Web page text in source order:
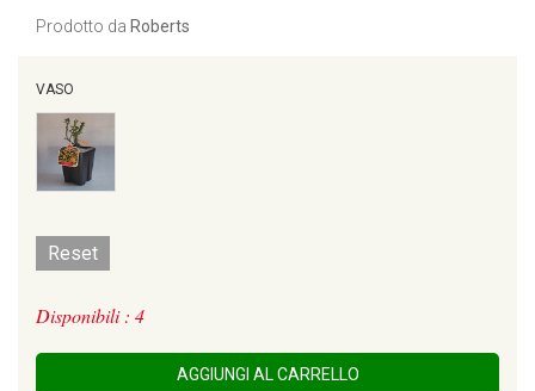
Prodotto da Roberts
VASO
Reset
Disponibili : 4
AGGIUNGI AL CARRELLO